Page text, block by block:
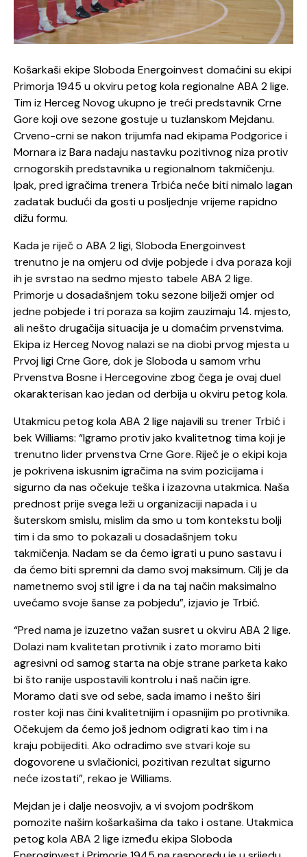
Košarkaši ekipe Sloboda Energoinvest domaćini su ekipi
Primorja 1945 u okviru petog kola regionalne ABA 2 lige.
Tim iz Herceg Novog ukupno je treći predstavnik Crne
Gore koji ove sezone gostuje u tuzlanskom Mejdanu.
Crveno-crni se nakon trijumfa nad ekipama Podgorice i
Mornara iz Bara nadaju nastavku pozitivnog niza protiv
crnogorskih predstavnika u regionalnom takmičenju.
Ipak, pred igračima trenera Trbića neće biti nimalo lagan
zadatak budući da gosti u posljednje vrijeme rapidno
dižu formu.
Kada je riječ o ABA 2 ligi, Sloboda Energoinvest
trenutno je na omjeru od dvije pobjede i dva poraza koji
ih je svrstao na sedmo mjesto tabele ABA 2 lige.
Primorje u dosadašnjem toku sezone bilježi omjer od
jedne pobjede i tri poraza sa kojim zauzimaju 14. mjesto,
ali nešto drugačija situacija je u domaćim prvenstvima.
Ekipa iz Herceg Novog nalazi se na diobi prvog mjesta u
Prvoj ligi Crne Gore, dok je Sloboda u samom vrhu
Prvenstva Bosne i Hercegovine zbog čega je ovaj duel
okarakterisan kao jedan od derbija u okviru petog kola.
Utakmicu petog kola ABA 2 lige najavili su trener Trbić i
bek Williams: “Igramo protiv jako kvalitetnog tima koji je
trenutno lider prvenstva Crne Gore. Riječ je o ekipi koja
je pokrivena iskusnim igračima na svim pozicijama i
sigurno da nas očekuje teška i izazovna utakmica. Naša
prednost prije svega leži u organizaciji napada i u
šuterskom smislu, mislim da smo u tom kontekstu bolji
tim i da smo to pokazali u dosadašnjem toku
takmičenja. Nadam se da ćemo igrati u puno sastavu i
da ćemo biti spremni da damo svoj maksimum. Cilj je da
nametnemo svoj stil igre i da na taj način maksimalno
uvećamo svoje šanse za pobjedu”, izjavio je Trbić.
“Pred nama je izuzetno važan susret u okviru ABA 2 lige.
Dolazi nam kvalitetan protivnik i zato moramo biti
agresivni od samog starta na obje strane parketa kako
bi što ranije uspostavili kontrolu i naš način igre.
Moramo dati sve od sebe, sada imamo i nešto širi
roster koji nas čini kvalitetnijim i opasnijim po protivnika.
Očekujem da ćemo još jednom odigrati kao tim i na
kraju pobijediti. Ako odradimo sve stvari koje su
dogovorene u svlačionici, pozitivan rezultat sigurno
neće izostati”, rekao je Williams.
Mejdan je i dalje neosvojiv, a vi svojom podrškom
pomozite našim košarkašima da tako i ostane. Utakmica
petog kola ABA 2 lige između ekipa Sloboda